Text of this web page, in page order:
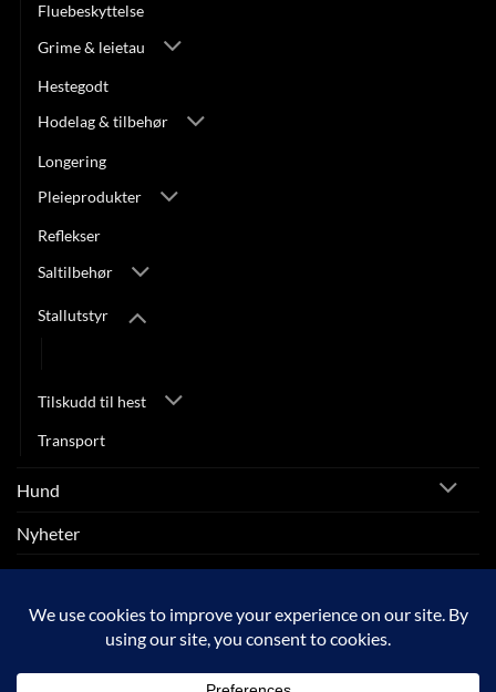
Fluebeskyttelse
Grime & leietau
Hestegodt
Hodelag & tilbehør
Longering
Pleieprodukter
Reflekser
Saltilbehør
Stallutstyr
Tilskudd til hest
Transport
Hund
Nyheter
Rytter
SALG